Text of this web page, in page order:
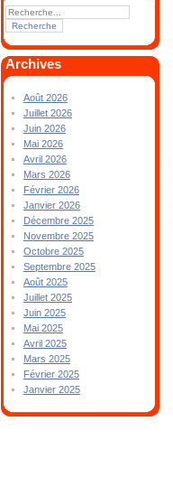
Archives
Août 2026
Juillet 2026
Juin 2026
Mai 2026
Avril 2026
Mars 2026
Février 2026
Janvier 2026
Décembre 2025
Novembre 2025
Octobre 2025
Septembre 2025
Août 2025
Juillet 2025
Juin 2025
Mai 2025
Avril 2025
Mars 2025
Février 2025
Janvier 2025